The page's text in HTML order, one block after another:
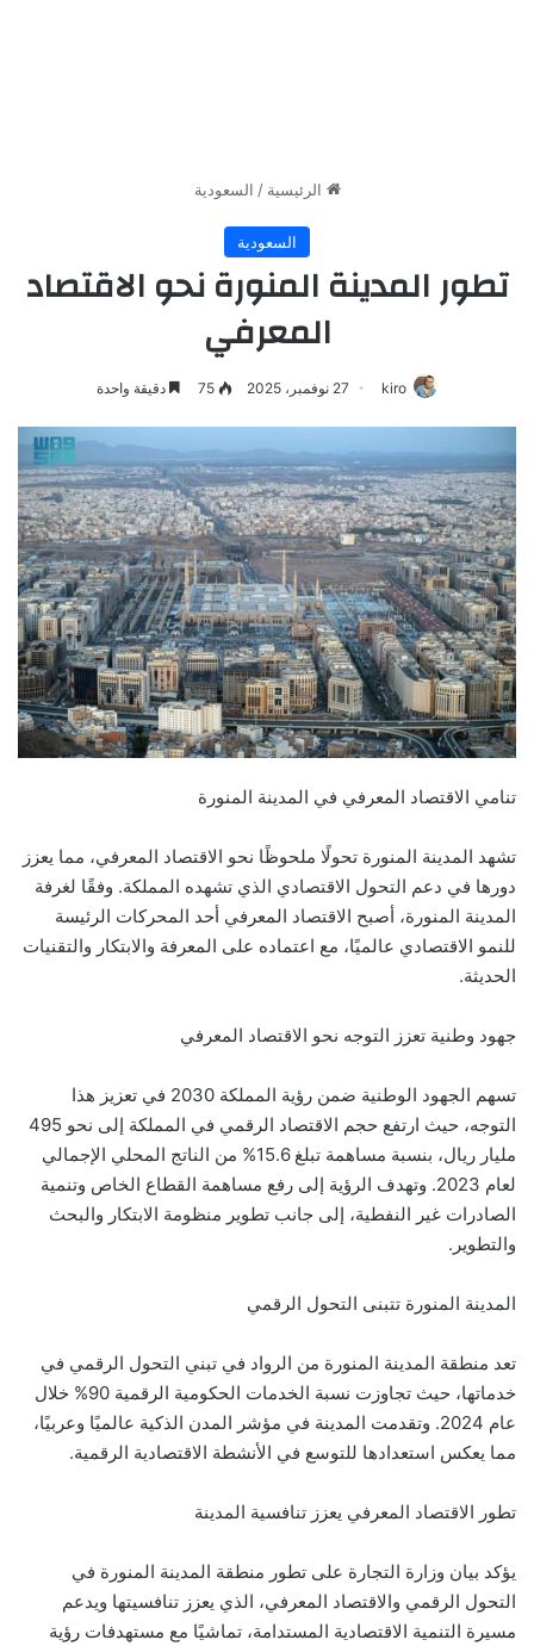
الرئيسية / السعودية
السعودية
تطور المدينة المنورة نحو الاقتصاد
المعرفي
kiro 27 نوفمبر، 2025 75 دقيقة واحدة
تنامي الاقتصاد المعرفي في المدينة المنورة
تشهد المدينة المنورة تحولًا ملحوظًا نحو الاقتصاد المعرفي، مما يعزز
دورها في دعم التحول الاقتصادي الذي تشهده المملكة. وفقًا لغرفة
المدينة المنورة، أصبح الاقتصاد المعرفي أحد المحركات الرئيسة
للنمو الاقتصادي عالميًا، مع اعتماده على المعرفة والابتكار والتقنيات
الحديثة.
جهود وطنية تعزز التوجه نحو الاقتصاد المعرفي
تسهم الجهود الوطنية ضمن رؤية المملكة 2030 في تعزيز هذا
التوجه، حيث ارتفع حجم الاقتصاد الرقمي في المملكة إلى نحو 495
مليار ريال، بنسبة مساهمة تبلغ 15.6% من الناتج المحلي الإجمالي
لعام 2023. وتهدف الرؤية إلى رفع مساهمة القطاع الخاص وتنمية
الصادرات غير النفطية، إلى جانب تطوير منظومة الابتكار والبحث
والتطوير.
المدينة المنورة تتبنى التحول الرقمي
تعد منطقة المدينة المنورة من الرواد في تبني التحول الرقمي في
خدماتها، حيث تجاوزت نسبة الخدمات الحكومية الرقمية 90% خلال
عام 2024. وتقدمت المدينة في مؤشر المدن الذكية عالميًا وعربيًا،
مما يعكس استعدادها للتوسع في الأنشطة الاقتصادية الرقمية.
تطور الاقتصاد المعرفي يعزز تنافسية المدينة
يؤكد بيان وزارة التجارة على تطور منطقة المدينة المنورة في
التحول الرقمي والاقتصاد المعرفي، الذي يعزز تنافسيتها ويدعم
مسيرة التنمية الاقتصادية المستدامة، تماشيًا مع مستهدفات رؤية